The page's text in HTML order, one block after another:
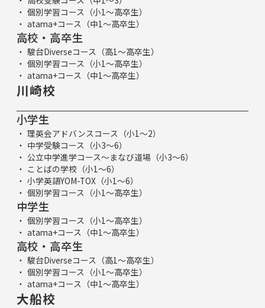
個別学習コース（小1～高卒生）
atama+コース（中1～高卒生）
高校・高卒生
駿台Diverseコース（高1～高卒生）
個別学習コース（小1～高卒生）
atama+コース（中1～高卒生）
川崎校
小学生
理英会アドバンスコース（小1～2）
中学受験コース（小3～6）
公立中学進学コース～まなび道場（小3～6）
ことばの学校（小1～6）
小学英語YOM-TOX（小1～6）
個別学習コース（小1～高卒生）
中学生
個別学習コース（小1～高卒生）
atama+コース（中1～高卒生）
高校・高卒生
駿台Diverseコース（高1～高卒生）
個別学習コース（小1～高卒生）
atama+コース（中1～高卒生）
大船校